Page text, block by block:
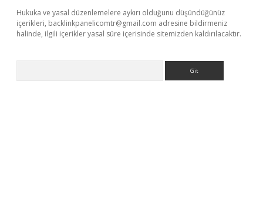
Hukuka ve yasal düzenlemelere aykırı olduğunu düşündüğünüz
içerikleri, backlinkpanelicomtr@gmail.com adresine bildirmeniz
halinde, ilgili içerikler yasal süre içerisinde sitemizden kaldırılacaktır.